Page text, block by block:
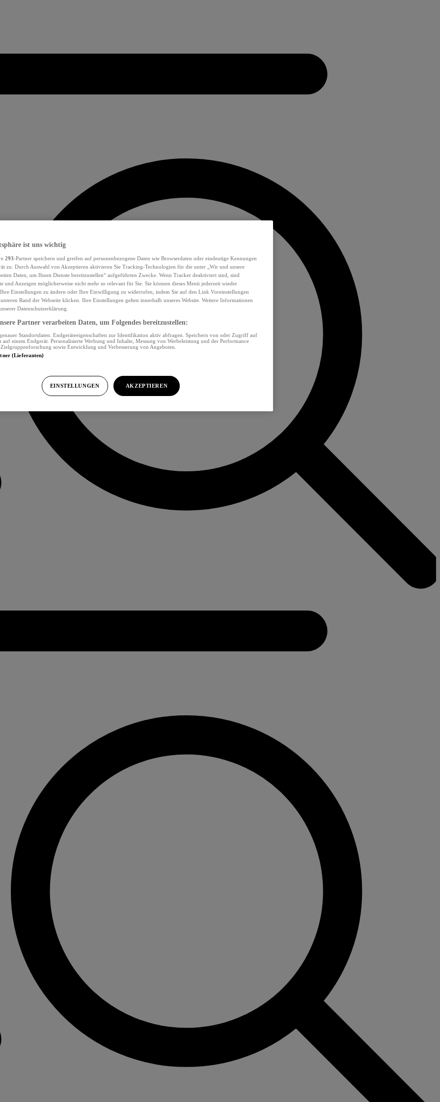
ist uns wichtig
293-Partner speichern und greifen auf personenbezogene Daten wie Browserdaten oder eindeutige Kennungen
zu. Durch Auswahl von Akzeptieren aktivieren Sie Tracking-Technologien für die unter „Wir und unsere
Daten, um Ihnen Dienste bereitzustellen“ aufgeführten Zwecke. Wenn Tracker deaktiviert sind, sind
und Anzeigen möglicherweise nicht mehr so relevant für Sie. Sie können dieses Menü jederzeit wieder
Einstellungen zu ändern oder Ihre Einwilligung zu widerrufen, indem Sie auf den Link Voreinstellungen
Rand der Webseite klicken. Ihre Einstellungen gelten innerhalb unseres Website. Weitere Informationen
Datenschutzerklärung.
Partner verarbeiten Daten, um Folgendes bereitzustellen:
Standortdaten. Endgeräteeigenschaften zur Identifikation aktiv abfragen. Speichern von oder Zugriff auf
einem Endgerät. Personalisierte Werbung und Inhalte, Messung von Werbeleistung und der Performance
sowie Entwicklung und Verbesserung von Angeboten.
(Lieferanten)
EINSTELLUNGEN AKZEPTIEREN